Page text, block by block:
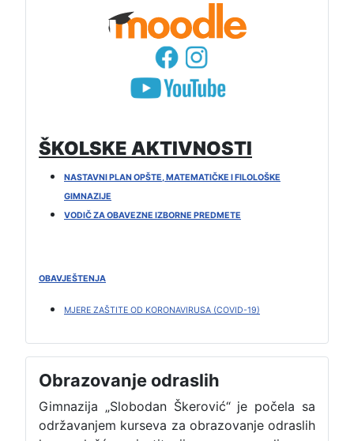
ŠKOLSKE AKTIVNOSTI
NASTAVNI PLAN OPŠTE, MATEMATIČKE I FILOLOŠKE
GIMNAZIJE
VODIČ ZA OBAVEZNE IZBORNE PREDMETE
OBAVJEŠTENJA
MJERE ZAŠTITE OD KORONAVIRUSA (COVID-19)
Obrazovanje odraslih
Gimnazija „Slobodan Škerović“ je počela sa
održavanjem kurseva za obrazovanje odraslih